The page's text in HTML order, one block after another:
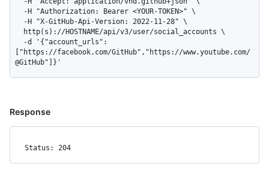
["https://facebook.com/GitHub","https://www.youtube.com/
@GitHub"]}'
Response
Status: 204